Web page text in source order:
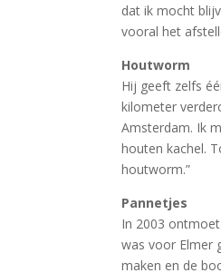
dat ik mocht
vooral het
Houtworm
Hij geeft zelfs
kilometer
Amsterdam. Ik
houten kachel.
houtworm.”
Pannetjes
In 2003
was voor Elmer
maken en de